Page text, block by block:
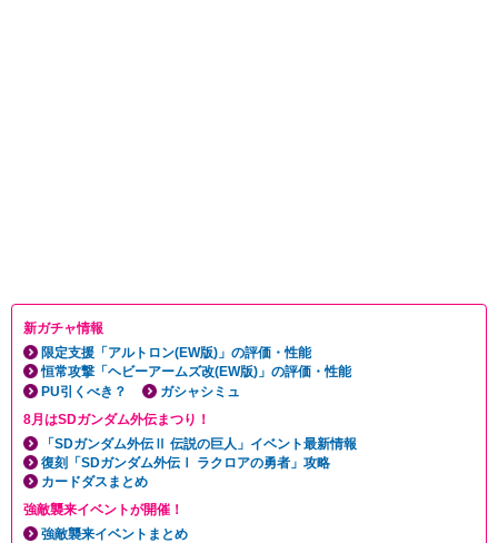
新ガチャ情報
限定支援「アルトロン(EW版)」の評価・性能
恒常攻撃「ヘビーアームズ改(EW版)」の評価・性能
PU引くべき？
ガシャシミュ
8月はSDガンダム外伝まつり！
「SDガンダム外伝Ⅱ 伝説の巨人」イベント最新情報
復刻「SDガンダム外伝Ⅰ ラクロアの勇者」攻略
カードダスまとめ
強敵襲来イベントが開催！
強敵襲来イベントまとめ